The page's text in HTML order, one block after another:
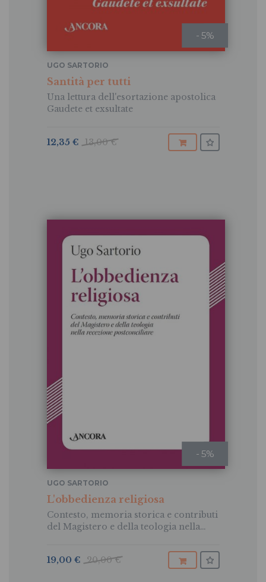
- 5%
Santità per tutti
Una lettura dell'esortazione apostolica
Gaudete et exsultate
UGO SARTORIO
13,00 €
12,35 €
- 5%
L'obbedienza religiosa
Contesto, memoria storica e contributi
del Magistero e della teologia nella
UGO SARTORIO
20,00 €
19,00 €